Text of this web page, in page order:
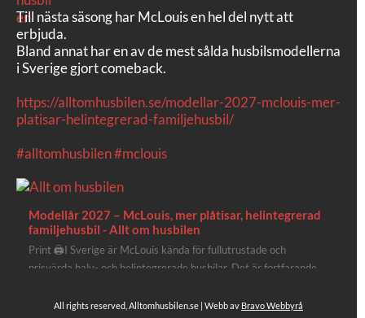
Till nästa säsong har McLouis en hel del nytt att
erbjuda.
Bland annat har en av de mest sålda husbilsmodellerna
i Sverige gjort comeback.
https://alltomhusbilen.se/modellar-2027-mclouis-mer-
platisar-helintegrerad-familjehusbil/
#alltomhusbilen#mclouis
Modellår 2027 – McLouis, mer plåtisar, helintegrerad
familjehusbil - Allt om husbilen
Print 🖨I Sverige är McLouis kända för fullutrustade och
prisvärda halv- och helintegrerade husbilar. Det är fortfarande
plåtisutbud lite extra kärlek med hela 3 nya utrustningsnivåer.
All rights reserved, Alltomhusbilen.se | Webb av Bravo Webbyrå